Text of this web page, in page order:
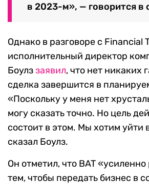
в 2023-м», — говорится в
Однако в разговоре с Financial
исполнительный директор
Боулззаявил, что нет никаких
сделка завершится в
«Поскольку у меня нет
могу сказать точно. Но цель
состоит в этом. Мы хотим уйти
сказал Боулз.
Он отметил, что BAT «усиленно
тем, чтобы передать бизнес в